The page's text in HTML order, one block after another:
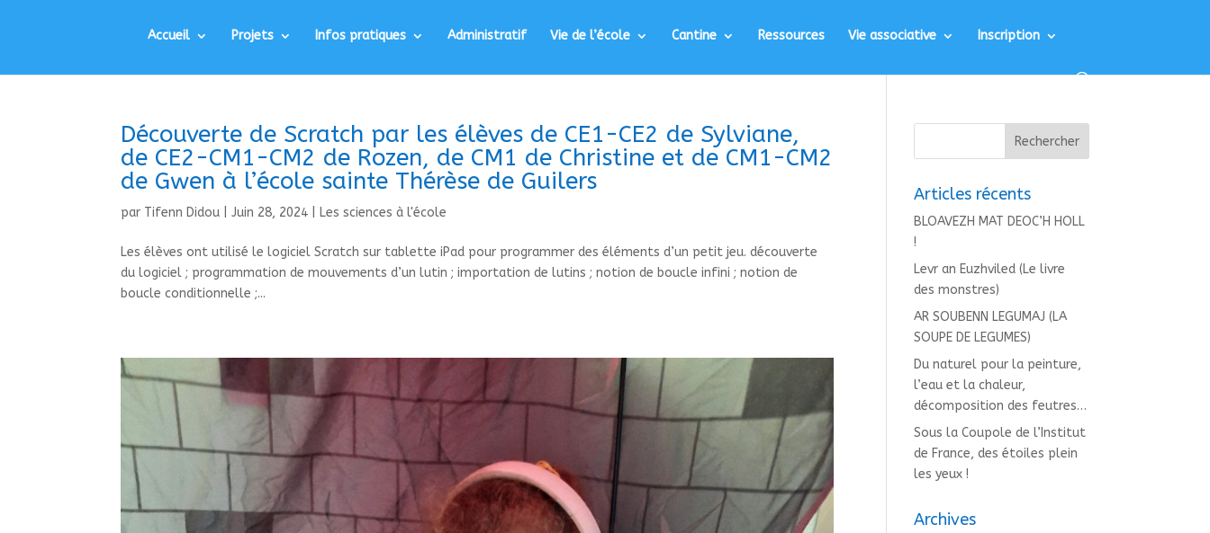
Accueil Projets Infos pratiques Administratif Vie de l’école Cantine Ressources Vie associative Inscription
Découverte de Scratch par les élèves de CE1-CE2 de Sylviane,
de CE2-CM1-CM2 de Rozen, de CM1 de Christine et de CM1-CM2
de Gwen à l’école sainte Thérèse de Guilers
par Tifenn Didou |Juin 28, 2024 Les sciences à l'école
Les élèves ont utilisé le logiciel Scratch sur tablette iPad pour programmer des éléments d’un petit jeu. découverte
du logiciel ; programmation de mouvements d’un lutin ; importation de lutins ; notion de boucle infini ; notion de
boucle conditionnelle ;...
Articles récents
BLOAVEZH MAT DEOC’H HOLL
!
Levr an Euzhviled (Le livre
des monstres)
AR SOUBENN LEGUMAJ (LA
SOUPE DE LEGUMES)
Du naturel pour la peinture,
l’eau et la chaleur,
décomposition des feutres…
Sous la Coupole de l’Institut
de France, des étoiles plein
les yeux !
Archives